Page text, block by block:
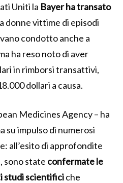
Uniti la Bayer ha transato
donne vittime di episodi
condotto anche a
ha reso noto di aver
in rimborsi transattivi,
dollari a causa.
Medicines Agency – ha
impulso di numerosi
all’esito di approfondite
sono state confermate le
studi scientificiche